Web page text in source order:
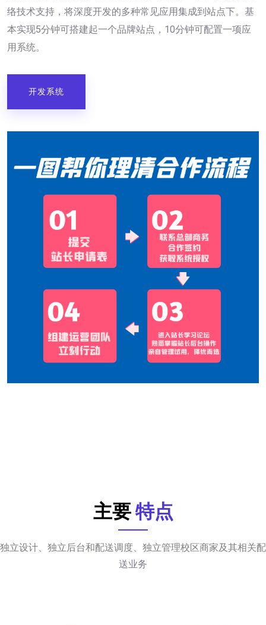
络技术支持，将深度开发的多种常见应用集成到站点下。基
本实现5分钟可搭建起一个品牌站点，10分钟可配置一项应
用系统。
开发系统
主要特点
独立设计、独立后台和配送调度、独立管理校区商家及其相关配
送业务